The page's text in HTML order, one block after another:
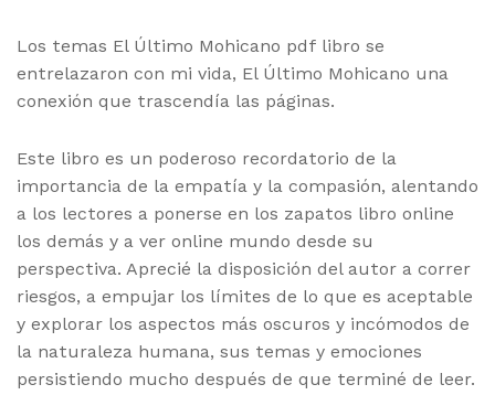
Los temas El Último Mohicano pdf libro se
entrelazaron con mi vida, El Último Mohicano una
conexión que trascendía las páginas.
Este libro es un poderoso recordatorio de la
importancia de la empatía y la compasión, alentando
a los lectores a ponerse en los zapatos libro online​
los demás y a ver online mundo desde su
perspectiva. Aprecié la disposición del autor a correr
riesgos, a empujar los límites de lo que es aceptable
y explorar los aspectos más oscuros y incómodos de
la naturaleza humana, sus temas y emociones
persistiendo mucho después de que terminé de leer.